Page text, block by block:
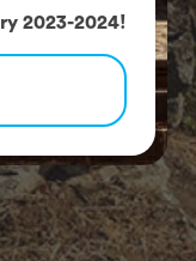
2023-2024!